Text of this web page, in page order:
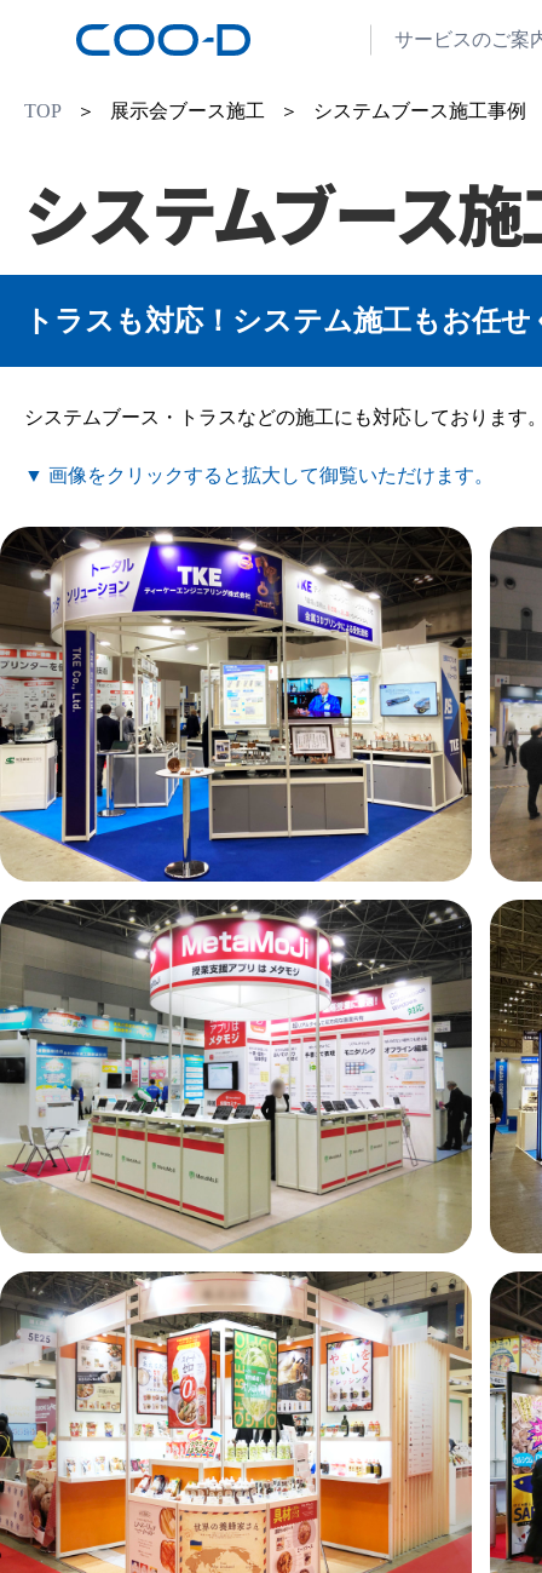
サービスのご案
TOP ＞ 展示会ブース施工 ＞ システムブース施工事例
システムブース
トラスも対応！システム施工もお任
システムブース・トラスなどの施工にも対応しております
▼ 画像をクリックすると拡大して御覧いただけます。